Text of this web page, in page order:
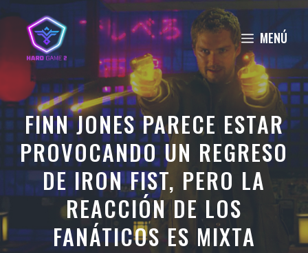
contenido
MENÚ
FINN JONES PARECE ESTAR
PROVOCANDO UN REGRESO
DE IRON FIST, PERO LA
REACCIÓN DE LOS
FANÁTICOS ES MIXTA